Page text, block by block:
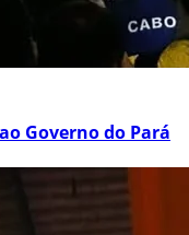
Governo do Pará